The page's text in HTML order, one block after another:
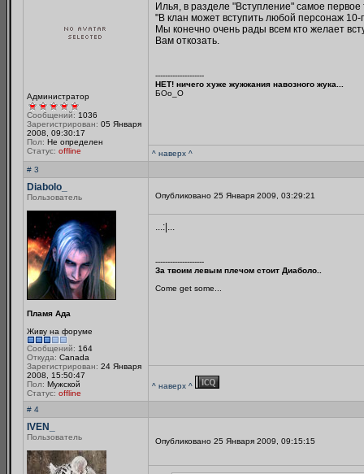
Администратор
Сообщений: 1036
Зарегистрирован: 05 Января
2008, 09:30:17
Пол: Не определен
Статус: offline
Илья, в разделе "Вступление" самое
"В клан может вступить любой персонаж 10-
Мы конечно очень рады всем кто желает
Вам откозать.
--------------------
НЕТ! ничего хуже жужжания навозного жука...
БОo_O
^ наверх ^
# 3
Diabolo_
Пользователь
Пламя Ада
Живу на форуме
Сообщений: 164
Откуда: Canada
Зарегистрирован: 24 Января
2008, 15:50:47
Пол: Мужской
Статус: offline
Опубликовано 25 Января 2009, 03:29:21
...:|...
--------------------
За твоим левым плечом стоит Диаболо..
Come get some...
^ наверх ^
# 4
IVEN_
Пользователь Опубликовано 25 Января 2009, 09:15:15